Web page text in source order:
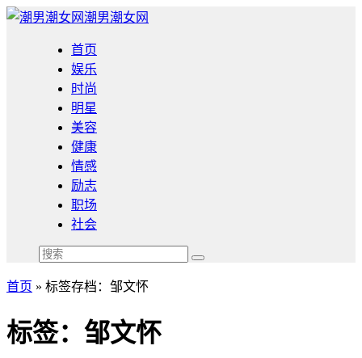
潮男潮女网
首页
娱乐
时尚
明星
美容
健康
情感
励志
职场
社会
首页 » 标签存档：邹文怀
标签：邹文怀